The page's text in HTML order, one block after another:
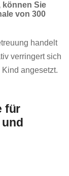
können Sie
von 300
handelt
verringert sich
angesetzt.
für